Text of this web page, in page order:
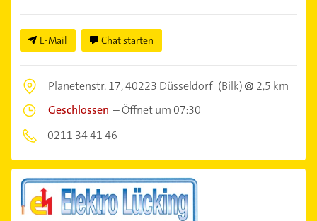
E-Mail Chat starten
Planetenstr. 17,40223 Düsseldorf (Bilk)
2,5 km
Geschlossen –Öffnet um 07:30
0211 34 41 46